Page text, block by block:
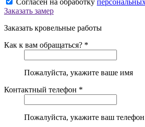
Заказать замер
Заказать кровельные работы
Как к вам обращаться? *
Пожалуйста, укажите ваше имя
Контактный телефон *
Пожалуйста, укажите ваш телефон